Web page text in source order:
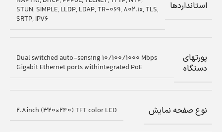
استانداردها
STUN, SIMPLE, LLDP, LDAP, TR-069, 802.1x, TLS,
SRTP, IPV6
پورتهای
دستگاه
Dual switched auto-sensing 10/100/1000 Mbps
Gigabit Ethernet ports withintegrated PoE
نوع صفحه نمایش 2.8inch (320×240) TFT color LCD